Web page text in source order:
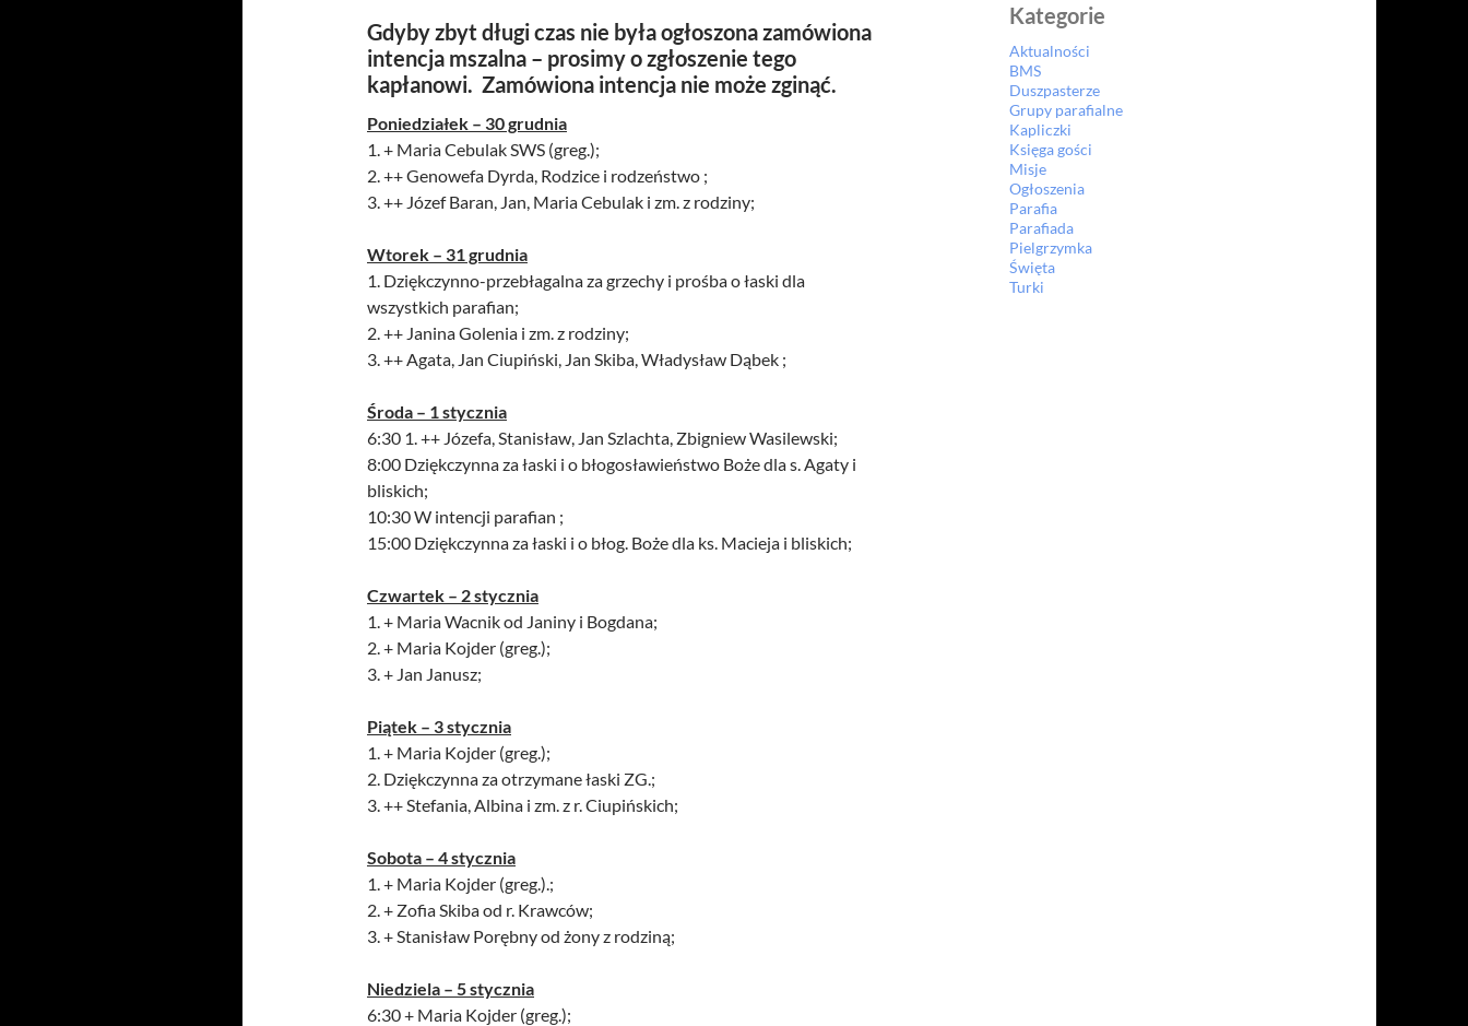
Gdyby zbyt długi czas nie była ogłoszona zamówiona
intencja mszalna – prosimy o zgłoszenie tego
kapłanowi. Zamówiona intencja nie może zginąć.
Poniedziałek – 30 grudnia
1. + Maria Cebulak SWS (greg.);
2. ++ Genowefa Dyrda, Rodzice i rodzeństwo ;
3. ++ Józef Baran, Jan, Maria Cebulak i zm. z rodziny;
Wtorek – 31 grudnia
1. Dziękczynno-przebłagalna za grzechy i prośba o łaski dla
wszystkich parafian;
2. ++ Janina Golenia i zm. z rodziny;
3. ++ Agata, Jan Ciupiński, Jan Skiba, Władysław Dąbek ;
Środa – 1 stycznia
6:30 1. ++ Józefa, Stanisław, Jan Szlachta, Zbigniew Wasilewski;
8:00 Dziękczynna za łaski i o błogosławieństwo Boże dla s. Agaty i
bliskich;
10:30 W intencji parafian ;
15:00 Dziękczynna za łaski i o błog. Boże dla ks. Macieja i bliskich;
Czwartek – 2 stycznia
1. + Maria Wacnik od Janiny i Bogdana;
2. + Maria Kojder (greg.);
3. + Jan Janusz;
Piątek – 3 stycznia
1. + Maria Kojder (greg.);
2. Dziękczynna za otrzymane łaski ZG.;
3. ++ Stefania, Albina i zm. z r. Ciupińskich;
Sobota – 4 stycznia
1. + Maria Kojder (greg.).;
2. + Zofia Skiba od r. Krawców;
3. + Stanisław Porębny od żony z rodziną;
Niedziela – 5 stycznia
6:30 + Maria Kojder (greg.);
Kategorie
Aktualności
BMS
Duszpasterze
Grupy parafialne
Kapliczki
Księga gości
Misje
Ogłoszenia
Parafia
Parafiada
Pielgrzymka
Święta
Turki